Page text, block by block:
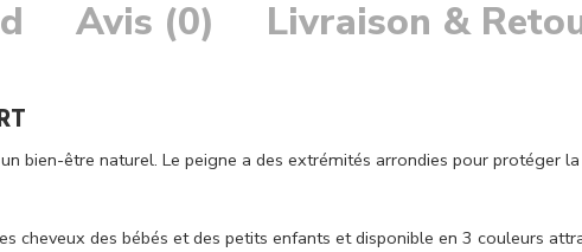
Avis (0) Livraison &
bien-être naturel. Le peigne a des extrémités arrondies pour protéger
cheveux des bébés et des petits enfants et disponible en 3 couleurs